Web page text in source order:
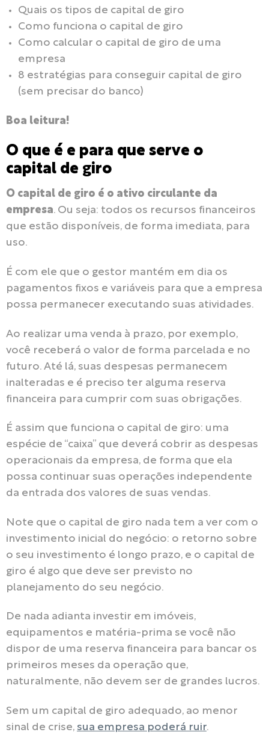
Quais os tipos de capital de giro
Como funciona o capital de giro
Como calcular o capital de giro de uma
empresa
8 estratégias para conseguir capital de giro
(sem precisar do banco)
Boa leitura!
O que é e para que serve o
capital de giro
O capital de giro é o ativo circulante da
empresa. Ou seja: todos os recursos financeiros
que estão disponíveis, de forma imediata, para
uso.
É com ele que o gestor mantém em dia os
pagamentos fixos e variáveis para que a empresa
possa permanecer executando suas atividades.
Ao realizar uma venda à prazo, por exemplo,
você receberá o valor de forma parcelada e no
futuro. Até lá, suas despesas permanecem
inalteradas e é preciso ter alguma reserva
financeira para cumprir com suas obrigações.
É assim que funciona o capital de giro: uma
espécie de “caixa” que deverá cobrir as despesas
operacionais da empresa, de forma que ela
possa continuar suas operações independente
da entrada dos valores de suas vendas.
Note que o capital de giro nada tem a ver com o
investimento inicial do negócio: o retorno sobre
o seu investimento é longo prazo, e o capital de
giro é algo que deve ser previsto no
planejamento do seu negócio.
De nada adianta investir em imóveis,
equipamentos e matéria-prima se você não
dispor de uma reserva financeira para bancar os
primeiros meses da operação que,
naturalmente, não devem ser de grandes lucros.
Sem um capital de giro adequado, ao menor
sinal de crise, sua empresa poderá ruir.